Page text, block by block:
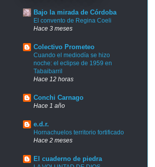
Bajo la mirada de Córdoba
El convento de Regina Coeli
Hace 3 meses
Colectivo Prometeo
Cuando el mediodía se hizo
noche: el eclipse de 1959 en
Tabaibarril
Hace 12 horas
Conchi Carnago
Hace 1 año
e.d.r.
Hornachuelos territorio fortificado
Hace 2 meses
El cuaderno de piedra